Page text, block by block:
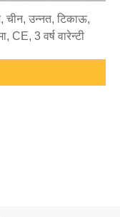
चीन, उन्नत, टिकाऊ,
CE, 3 वर्ष वारेन्टी